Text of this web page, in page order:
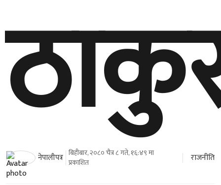
नेपालीपत्र बिहीबार, २०८० चैत्र ८ गते, १६:४९ मा
प्रकाशित
राजनीति